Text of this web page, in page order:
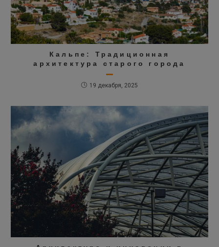
Кальпе: Традиционная
архитектура старого города
19 декабря, 2025